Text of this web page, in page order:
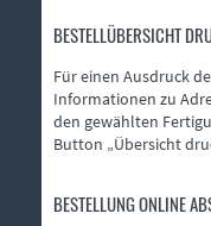
BESTELLÜBERSICHT
Für einen Ausdruck
Informationen zu
den gewählten
Button „Übersicht
BESTELLUNG ONLINE